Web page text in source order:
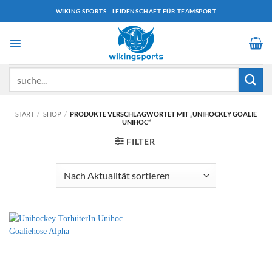
WIKING SPORTS - LEIDENSCHAFT FÜR TEAMSPORT
START / SHOP / PRODUKTE VERSCHLAGWORTET MIT „UNIHOCKEY GOALIE
UNIHOC“
FILTER